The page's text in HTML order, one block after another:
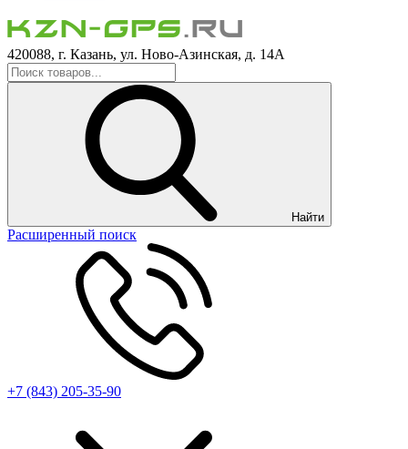
420088, г. Казань, ул. Ново-Азинская, д. 14А
Найти
Расширенный поиск
+7 (843) 205-35-90